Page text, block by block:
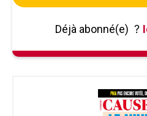
Déjà abonné(e) ?